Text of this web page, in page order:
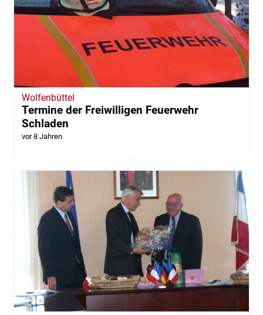
Wolfenbüttel
Termine der Freiwilligen Feuerwehr
Schladen
vor 8 Jahren